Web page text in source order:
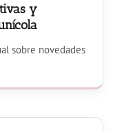
y
sobre novedades